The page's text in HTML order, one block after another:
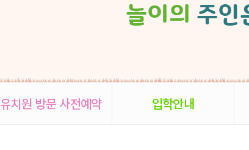
유치원 방문 사전예약 입학안내